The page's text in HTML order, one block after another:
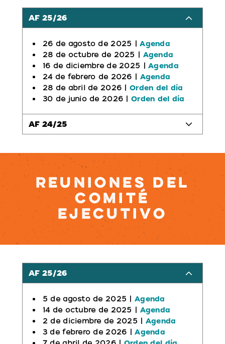
AF 25/26
26 de agosto de 2025 |Agenda
28 de octubre de 2025 | Agenda
16 de diciembre de 2025 |Agenda
24 de febrero de 2026 | Agenda
28 de abril de 2026 |Orden del día
30 de junio de 2026 |Orden del día
AF 24/25
REUNIONES DEL
COMITÉ
EJECUTIVO
AF 25/26
5 de agosto de 2025 |Agenda
14 de octubre de 2025 | Agenda
2 de diciembre de 2025 | Agenda
3 de febrero de 2026 |Agenda